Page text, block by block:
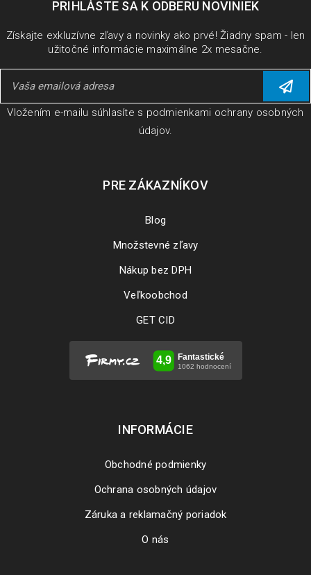
PRIHLÁSTE SA K ODBERU NOVINIEK
Získajte exkluzívne zľavy a novinky ako prvé! Žiadny spam - len
užitočné informácie maximálne 2x mesačne.
Vložením e-mailu súhlasíte s podmienkami ochrany osobných
údajov.
PRE ZÁKAZNÍKOV
Blog
Množstevné zľavy
Nákup bez DPH
Veľkoobchod
GET CID
INFORMÁCIE
Obchodné podmienky
Ochrana osobných údajov
Záruka a reklamačný poriadok
O nás